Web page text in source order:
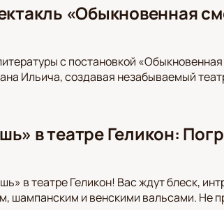
«Обыкновенная
с постановкой
Ильича, создавая незабываемый
в театре Геликон:
в театре Геликон! Вас ждут блеск,
шампанским и венскими вальсами. Не